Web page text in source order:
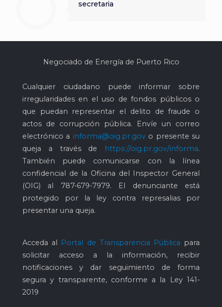
secretaria
Negociado de Energía de Puerto Rico
Cualquier ciudadano puede informar sobre
irregularidades en el uso de fondos públicos o
que puedan representar el delito de fraude o
actos de corrupción pública. Envíe un correo
electrónico a informa@oig.pr.govo presente su
queja a través de
https://oig.pr.gov/informa.
También puede comunicarse con la línea
confidencial de la Oficina del Inspector General
(OIG) al 787-679-7979. El denunciante está
protegido por la ley contra represalias por
presentar una queja.
Acceda al Portal de Transparencia Pública para
solicitar acceso a la información, recibir
notificaciones y dar seguimiento de forma
segura y transparente, conforme a la Ley 141-
2019